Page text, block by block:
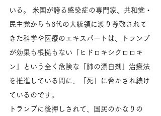
いる。 米国が誇る感染症の専門家、共和党・
民主党からも6代の大統領に渡り尊敬されて
きた科学や医療のエキスパートは、トランプ
が効果も根拠もない「ヒドロキシクロロキ
ン」という全く危険な「肺の漂白剤」治療法
を推進している間に、「死」に脅かされ続け
ているのです。
トランプに後押しされて、国民のかなりの